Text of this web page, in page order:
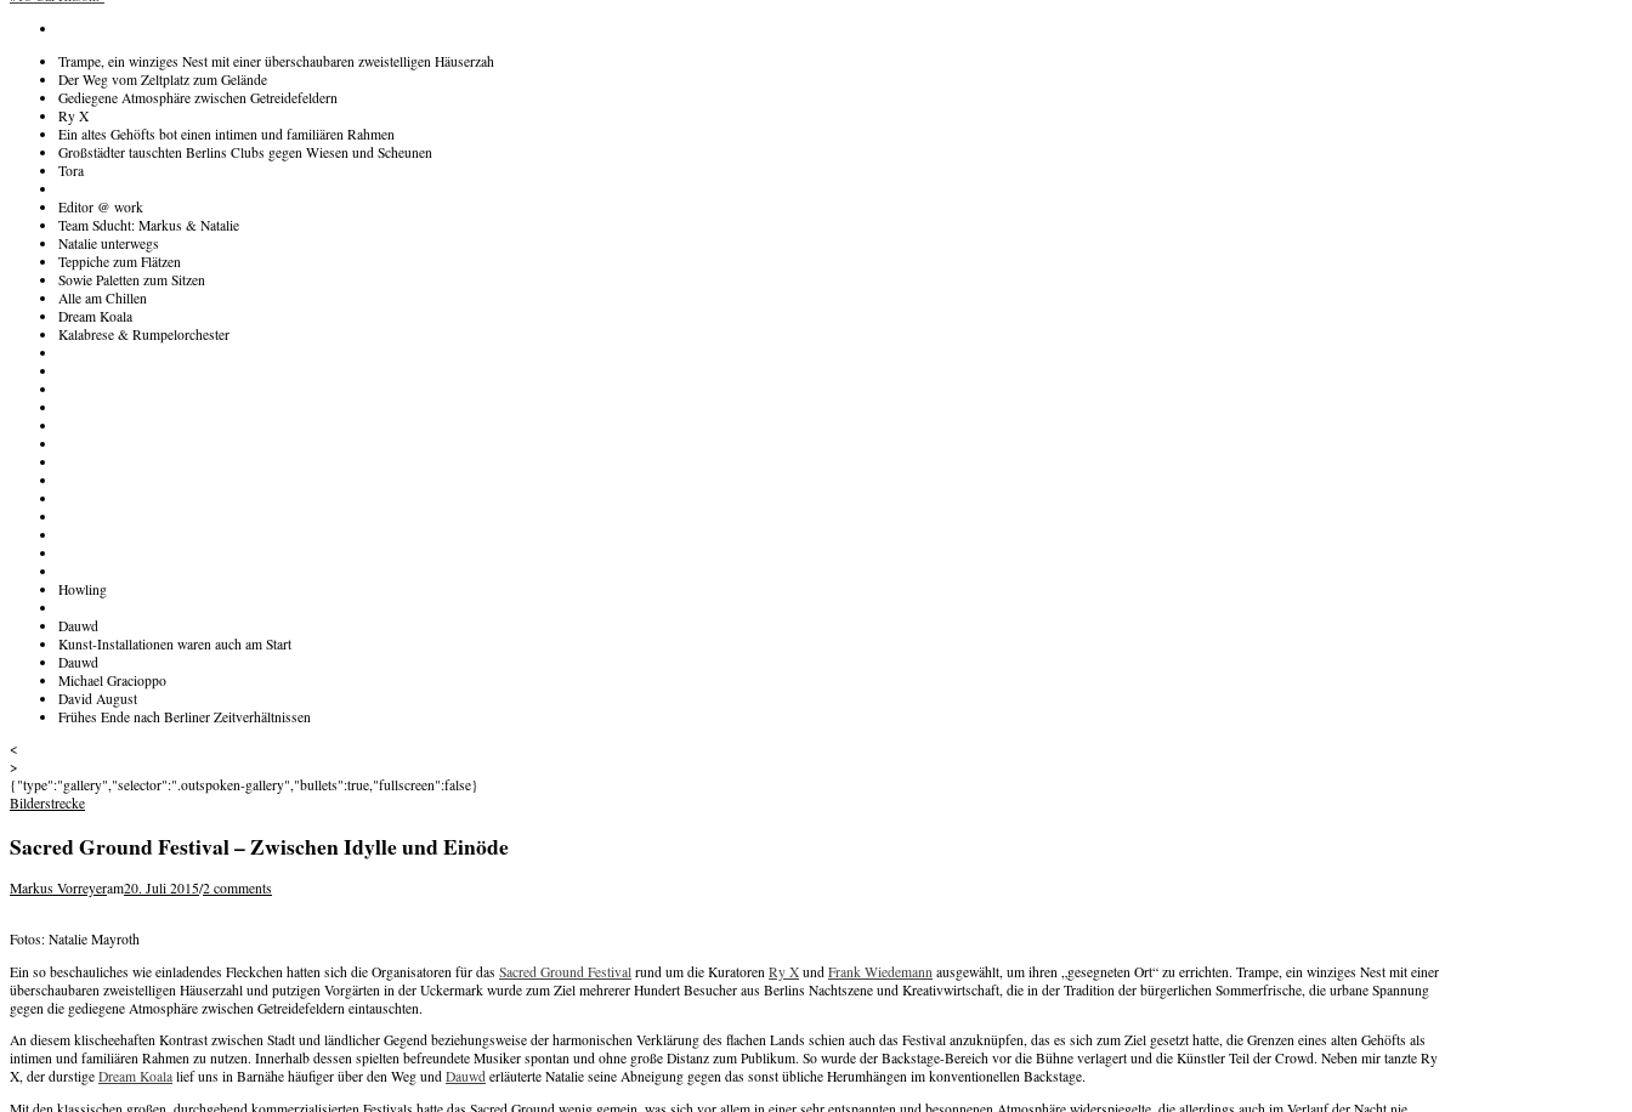
Trampe, ein winziges Nest mit einer überschaubaren zweistelligen Häuserzah
Der Weg vom Zeltplatz zum Gelände
Gediegene Atmosphäre zwischen Getreidefeldern
Ry X
Ein altes Gehöfts bot einen intimen und familiären Rahmen
Großstädter tauschten Berlins Clubs gegen Wiesen und Scheunen
Tora
Editor @ work
Team Sducht: Markus & Natalie
Natalie unterwegs
Teppiche zum Flätzen
Sowie Paletten zum Sitzen
Alle am Chillen
Dream Koala
Kalabrese & Rumpelorchester
Howling
Dauwd
Kunst-Installationen waren auch am Start
Dauwd
Michael Gracioppo
David August
Frühes Ende nach Berliner Zeitverhältnissen
<
>
{"type":"gallery","selector":".outspoken-gallery","bullets":true,"fullscreen":false}
Bilderstrecke
Sacred Ground Festival – Zwischen Idylle und Einöde
Markus Vorreyeram20. Juli 2015/2 comments
Fotos: Natalie Mayroth
Ein so beschauliches wie einladendes Fleckchen hatten sich die Organisatoren für das Sacred Ground Festival rund um die Kuratoren Ry X und Frank Wiedemann ausgewählt, um ihren „gesegneten Ort“ zu errichten. Trampe, ein winziges Nest mit einer
überschaubaren zweistelligen Häuserzahl und putzigen Vorgärten in der Uckermark wurde zum Ziel mehrerer Hundert Besucher aus Berlins Nachtszene und Kreativwirtschaft, die in der Tradition der bürgerlichen Sommerfrische, die urbane Spannung
gegen die gediegene Atmosphäre zwischen Getreidefeldern eintauschten.
An diesem klischeehaften Kontrast zwischen Stadt und ländlicher Gegend beziehungsweise der harmonischen Verklärung des flachen Lands schien auch das Festival anzuknüpfen, das es sich zum Ziel gesetzt hatte, die Grenzen eines alten Gehöfts als
intimen und familiären Rahmen zu nutzen. Innerhalb dessen spielten befreundete Musiker spontan und ohne große Distanz zum Publikum. So wurde der Backstage-Bereich vor die Bühne verlagert und die Künstler Teil der Crowd. Neben mir tanzte Ry
X, der durstige Dream Koala lief uns in Barnähe häufiger über den Weg und Dauwd erläuterte Natalie seine Abneigung gegen das sonst übliche Herumhängen im konventionellen Backstage.